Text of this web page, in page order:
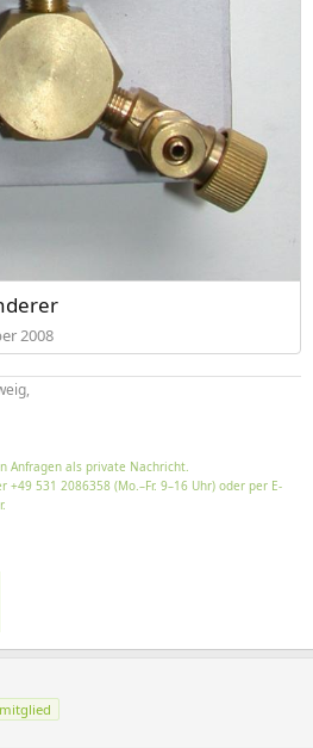
2008
Anfragen als private Nachricht.
531 2086358 (Mo.–Fr. 9–16 Uhr) oder per E-